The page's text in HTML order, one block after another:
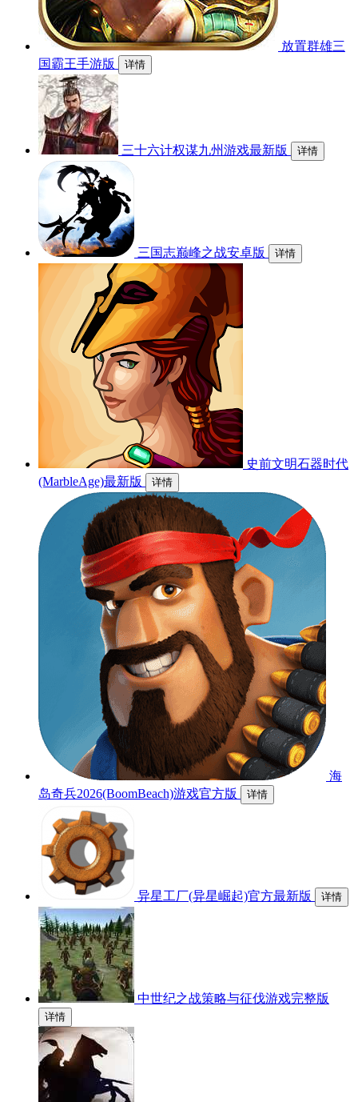
放置群雄三
国霸王手游版
详情
三十六计权谋九州游戏最新版 详情
三国志巅峰之战安卓版 详情
史前文明石器时代
(MarbleAge)最新版
详情
海
岛奇兵2026(BoomBeach)游戏官方版
详情
异星工厂(异星崛起)官方最新版 详情
中世纪之战策略与征伐游戏完整版
详情